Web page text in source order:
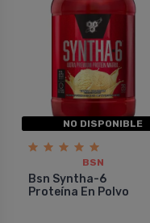
NO DISPONIBLE
BSN
Bsn Syntha-6
Proteína En Polvo